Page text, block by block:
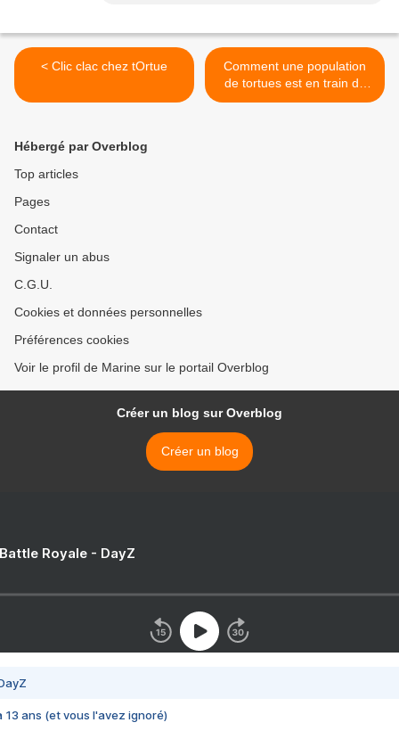
< Clic clac chez tOrtue
Comment une population
de tortues est en train de
s’autodétruire sur une île
Hébergé par Overblog
Top articles
Pages
Contact
Signaler un abus
C.G.U.
Cookies et données personnelles
Préférences cookies
Voir le profil de Marine sur le portail Overblog
Créer un blog sur Overblog
Créer un blog
Royale - DayZ
13 ans (et vous l'avez ignoré)